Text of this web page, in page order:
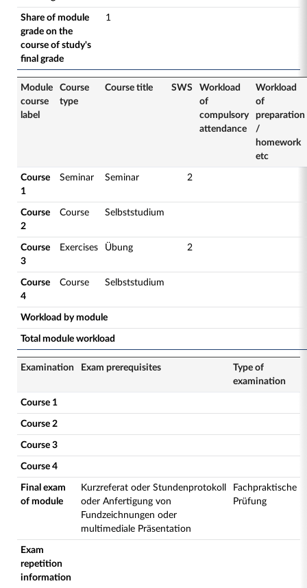
Share of module
grade on the
course of study's
final grade
1
Module
course
label
Course
type
Course title SWS
Workload
of
compulsory
attendance
Workload
of
preparation
/
homework
etc
Course
1
Seminar Seminar 2
Course
2
Course Selbststudium
Course
3
Exercises Übung 2
Course
4
Course Selbststudium
Workload by module
Total module workload
Examination Exam prerequisites
Type of
examination
Course 1
Course 2
Course 3
Course 4
Final exam
of module
Kurzreferat oder Stundenprotokoll
oder Anfertigung von
Fundzeichnungen oder
multimediale Präsentation
Fachpraktische
Prüfung
Exam
repetition
information